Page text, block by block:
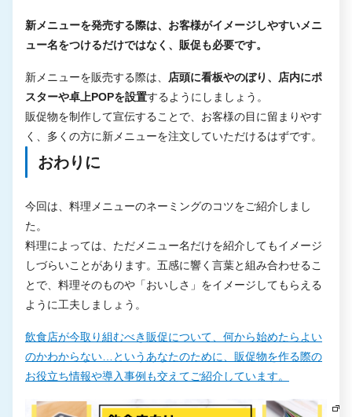
新メニューを発売する際は、お客様がイメージしやすいメニ
ュー名をつけるだけではなく、販促も必要です。
新メニューを販売する際は、
店頭に看板やのぼり、店内にポ
スターや卓上POPを設置するようにしましょう。
販促物を制作して宣伝することで、お客様の目に留まりやす
く、多くの方に新メニューを注文していただけるはずです。
おわりに
今回は、料理メニューのネーミングのコツをご紹介しまし
た。
料理によっては、ただメニュー名だけを紹介してもイメージ
しづらいことがあります。五感に響く言葉と組み合わせるこ
とで、料理そのものや「おいしさ」をイメージしてもらえる
ように工夫しましょう。
飲食店が今取り組むべき販促について、何から始めたらよい
のかわからない…というあなたのために、販促物を作る際の
お役立ち情報や導入事例も交えてご紹介しています。